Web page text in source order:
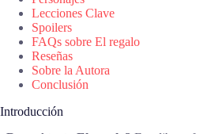
Lecciones Clave
Spoilers
FAQs sobre El regalo
Reseñas
Sobre la Autora
Conclusión
Introducción